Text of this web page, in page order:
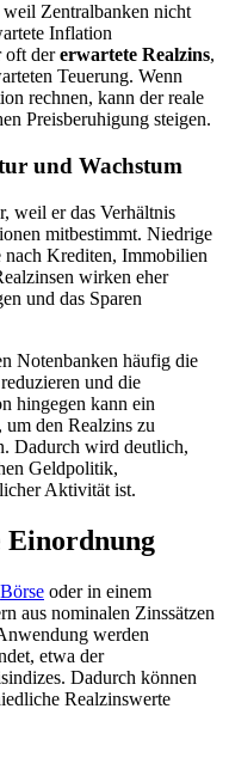
Zentralbanken nicht
Inflation
oft dererwartete Realzins,
Teuerung. Wenn
rechnen, kann der reale
Preisberuhigung steigen.
und Wachstum
weil er das Verhältnis
mitbestimmt. Niedrige
nach Krediten, Immobilien
wirken eher
und das Sparen
Notenbanken häufig die
und die
hingegen kann ein
den Realzins zu
Dadurch wird deutlich,
Geldpolitik,
Aktivität ist.
Einordnung
Börse oder in einem
aus nominalen Zinssätzen
werden
etwa der
Dadurch können
Realzinswerte